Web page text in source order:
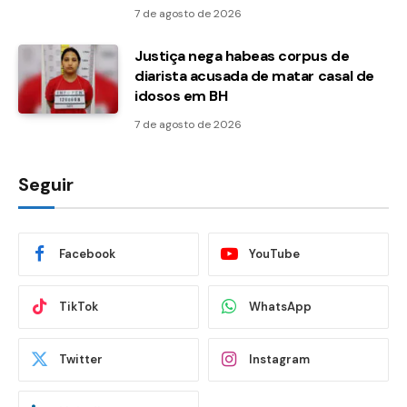
7 de agosto de 2026
Justiça nega habeas corpus de
diarista acusada de matar casal de
idosos em BH
7 de agosto de 2026
Seguir
Facebook YouTube
TikTok WhatsApp
Twitter Instagram